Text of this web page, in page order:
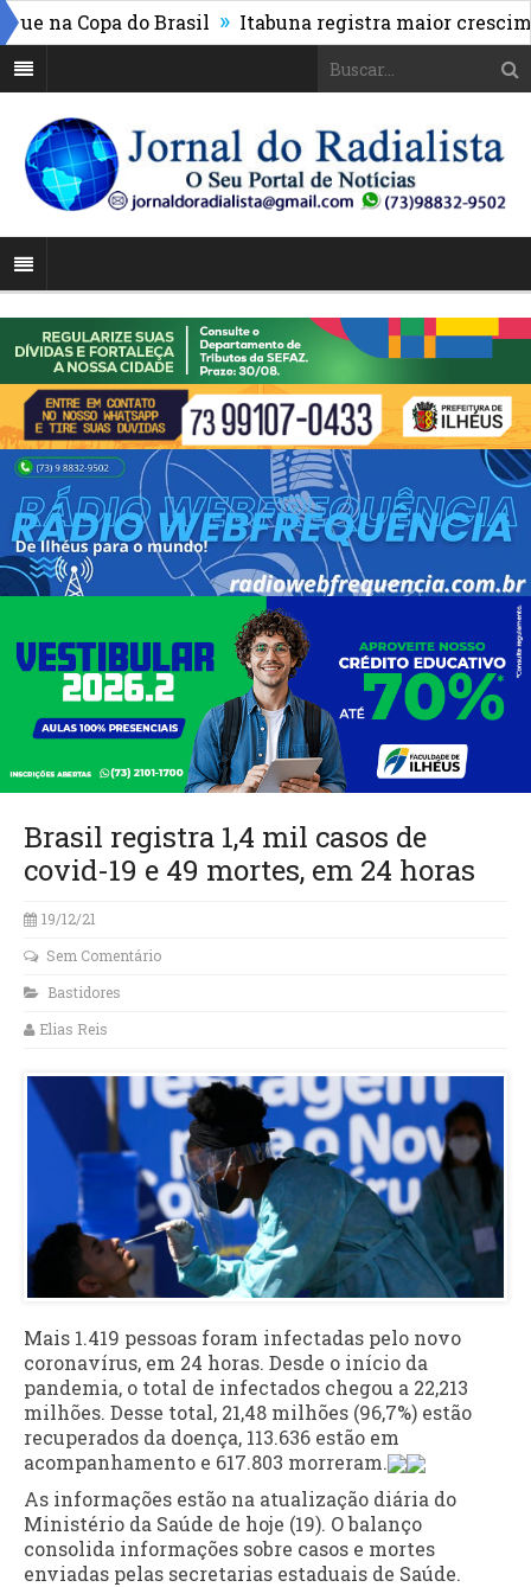
Copa do Brasil » Itabuna registra maior crescimento
Brasil registra 1,4 mil casos de
covid-19 e 49 mortes, em 24 horas
19/12/21
Sem Comentário
Bastidores
Elias Reis
Mais 1.419 pessoas foram infectadas pelo novo
coronavírus, em 24 horas. Desde o início da
pandemia, o total de infectados chegou a 22,213
milhões. Desse total, 21,48 milhões (96,7%) estão
recuperados da doença, 113.636 estão em
acompanhamento e 617.803 morreram.
As informações estão na atualização diária do
Ministério da Saúde de hoje (19). O balanço
consolida informações sobre casos e mortes
enviadas pelas secretarias estaduais de Saúde.